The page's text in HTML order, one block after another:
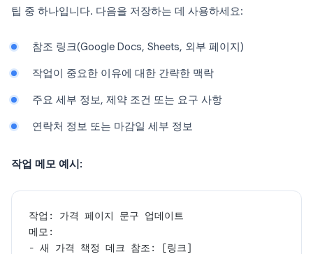
팁 중 하나입니다. 다음을 저장하는 데 사용하세요:
참조 링크(Google Docs, Sheets, 외부 페이지)
작업이 중요한 이유에 대한 간략한 맥락
주요 세부 정보, 제약 조건 또는 요구 사항
연락처 정보 또는 마감일 세부 정보
작업 메모 예시:
작업: 가격 페이지 문구 업데이트
메모:
- 새 가격 책정 데크 참조: [링크]